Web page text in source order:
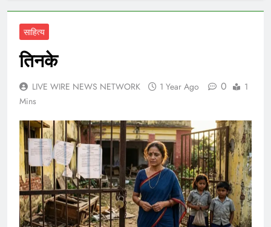
साहित्य
तिनके
LIVE WIRE NEWS NETWORK 1 Year Ago 0
1
Mins